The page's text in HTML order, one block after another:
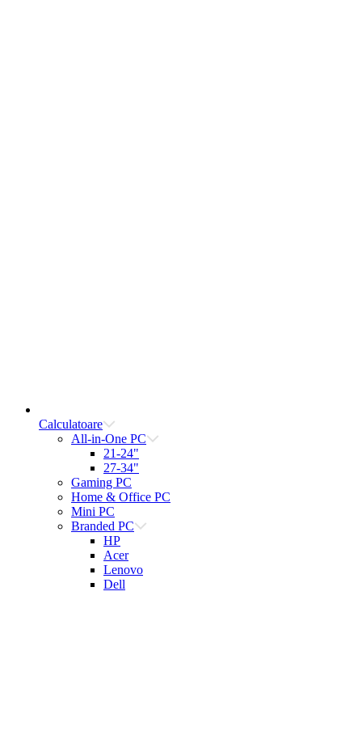
Calculatoare
All-in-One PC
21-24"
27-34"
Gaming PC
Home & Office PC
Mini PC
Branded PC
HP
Acer
Lenovo
Dell